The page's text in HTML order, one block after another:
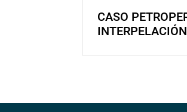
CASO